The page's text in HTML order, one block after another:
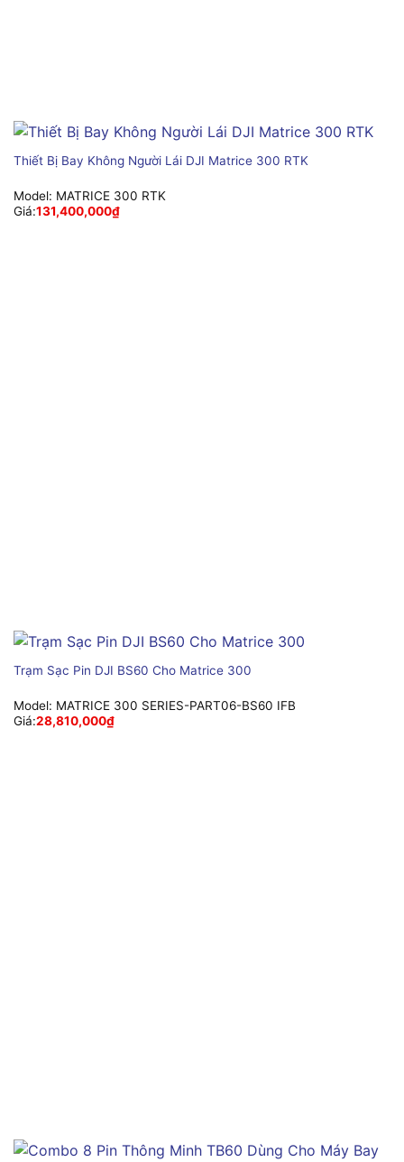
Thiết Bị Bay Không Người Lái DJI Matrice 300 RTK
Model: MATRICE 300 RTK
Giá:131,400,000₫
Trạm Sạc Pin DJI BS60 Cho Matrice 300
Model: MATRICE 300 SERIES-PART06-BS60 IFB
Giá:28,810,000₫